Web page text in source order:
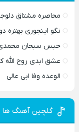
محاصره مشتاق
نگو اینجوری بهتره
حبس سبحان
عشق ابدی روح الله
الوعده وفا ابی عالی
گلچین آهنگ ها